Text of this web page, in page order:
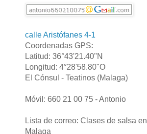
calle Aristófanes 4-1
Coordenadas GPS:
Latitud: 36°43'21.40"N
Longitud: 4°28'58.80"O
El Cónsul - Teatinos (Malaga)
Móvil: 660 21 00 75 - Antonio
Lista de correo: Clases de salsa en
Malaga